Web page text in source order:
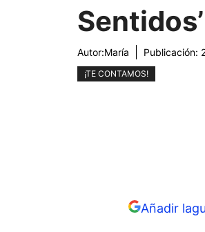
Sentidos’
Autor:María Publicación:
¡TE CONTAMOS!
Añadir